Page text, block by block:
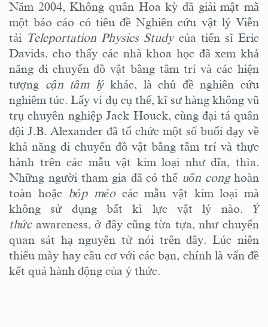
Năm 2004, Không quân Hoa kỳ đã giải mật mã
một báo cáo có tiêu đề Nghiên cứu vật lý Viễn
tải Teleportation Physics Studycủa tiến sĩ Eric
Davids, cho thấy các nhà khoa học đã xem khả
năng di chuyển đồ vật bằng tâm trí và các hiện
tượng cận tâm lýkhác, là chủ đề nghiên cứu
nghiêm túc. Lấy ví dụ cụ thể, kĩ sư hàng không vũ
trụ chuyên nghiệp Jack Houck, cùng đại tá quân
đội J.B. Alexander đã tổ chức một số buổi dạy về
khả năng di chuyển đồ vật bằng tâm trí và thực
hành trên các mẫu vật kim loại như dĩa, thìa.
Những người tham gia đã có thể uốn conghoàn
toàn hoặc bóp méocác mẫu vật kim loại mà
không sử dụng bất kì lực vật lý nào. Ý
thứcawareness, ở đây cũng từa tựa, như chuyển
quan sát hạ nguyên tử nói trên đây. Lúc niên
thiếu mày hay cầu cơ với các bạn, chính là vấn đề
kết quả hành động của ý thức.